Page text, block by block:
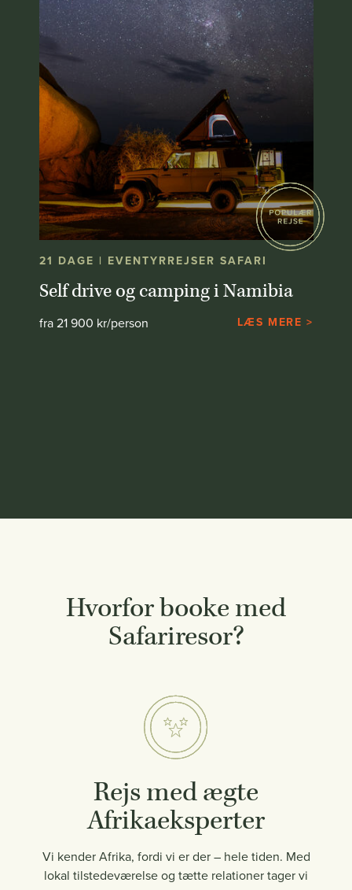
21 DAGE | EVENTYRREJSER SAFARI
Self drive og camping i Namibia
fra 21 900 kr/person LÆS MERE >
Hvorfor booke med
Safariresor?
Rejs med ægte
Afrikaeksperter
Vi kender Afrika, fordi vi er der – hele tiden. Med
lokal tilstedeværelse og tætte relationer tager vi